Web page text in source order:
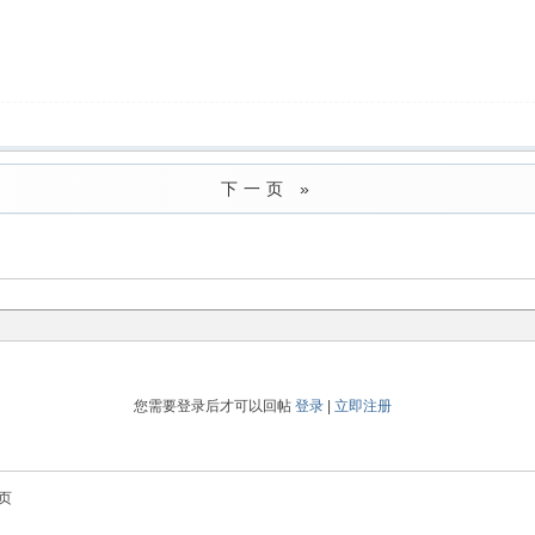
下一页 »
您需要登录后才可以回帖 登录| 立即注册